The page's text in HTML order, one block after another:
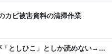
カビ被害資料の清掃作業
としひこ」としか読めない→脳